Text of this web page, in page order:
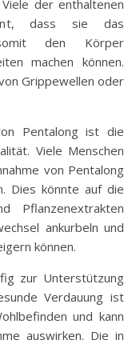
der enthaltenen
dass sie das
den Körper
machen können.
Grippewellen oder
Pentalong ist die
Viele Menschen
von Pentalong
Dies könnte auf die
Pflanzenextrakten
ankurbeln und
können.
zur Unterstützung
Verdauung ist
und kann
auswirken. Die in